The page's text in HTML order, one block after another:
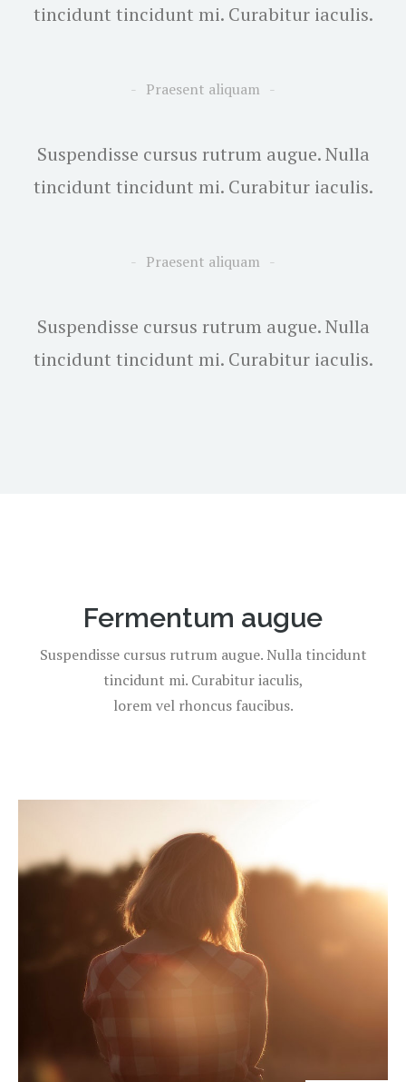
tincidunt tincidunt mi. Curabitur iaculis.
Praesent aliquam
Suspendisse cursus rutrum augue. Nulla
tincidunt tincidunt mi. Curabitur iaculis.
Praesent aliquam
Suspendisse cursus rutrum augue. Nulla
tincidunt tincidunt mi. Curabitur iaculis.
Fermentum augue
Suspendisse cursus rutrum augue. Nulla tincidunt
tincidunt mi. Curabitur iaculis,
lorem vel rhoncus faucibus.